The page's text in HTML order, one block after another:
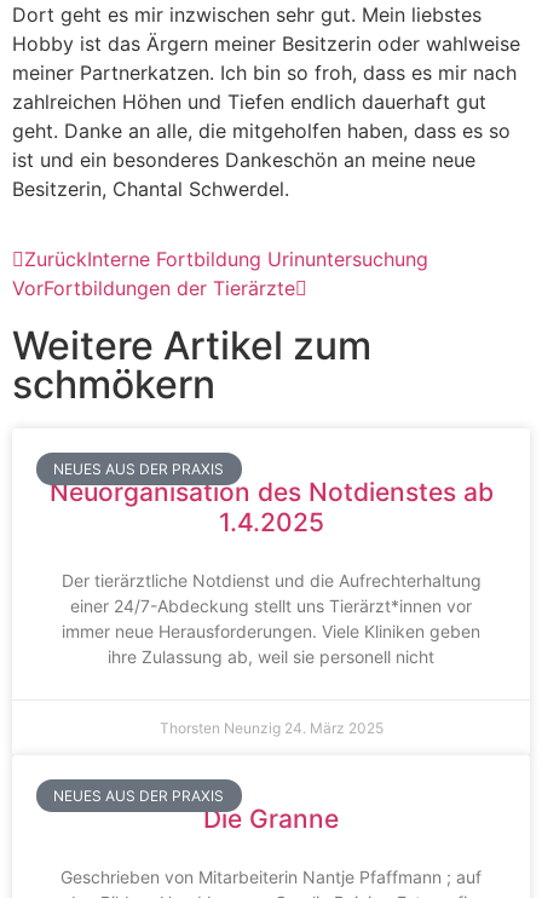
Dort geht es mir inzwischen sehr gut. Mein liebstes
Hobby ist das Ärgern meiner Besitzerin oder wahlweise
meiner Partnerkatzen. Ich bin so froh, dass es mir nach
zahlreichen Höhen und Tiefen endlich dauerhaft gut
geht. Danke an alle, die mitgeholfen haben, dass es so
ist und ein besonderes Dankeschön an meine neue
Besitzerin, Chantal Schwerdel.
ZurückInterne Fortbildung Urinuntersuchung
VorFortbildungen der Tierärzte
Weitere Artikel zum
schmökern
NEUES AUS DER PRAXIS
Neuorganisation des Notdienstes ab
1.4.2025
Der tierärztliche Notdienst und die Aufrechterhaltung
einer 24/7-Abdeckung stellt uns Tierärzt*innen vor
immer neue Herausforderungen. Viele Kliniken geben
ihre Zulassung ab, weil sie personell nicht
Thorsten Neunzig 24. März 2025
NEUES AUS DER PRAXIS
Die Granne
Geschrieben von Mitarbeiterin Nantje Pfaffmann ; auf